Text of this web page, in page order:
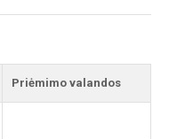
Priėmimo valandos